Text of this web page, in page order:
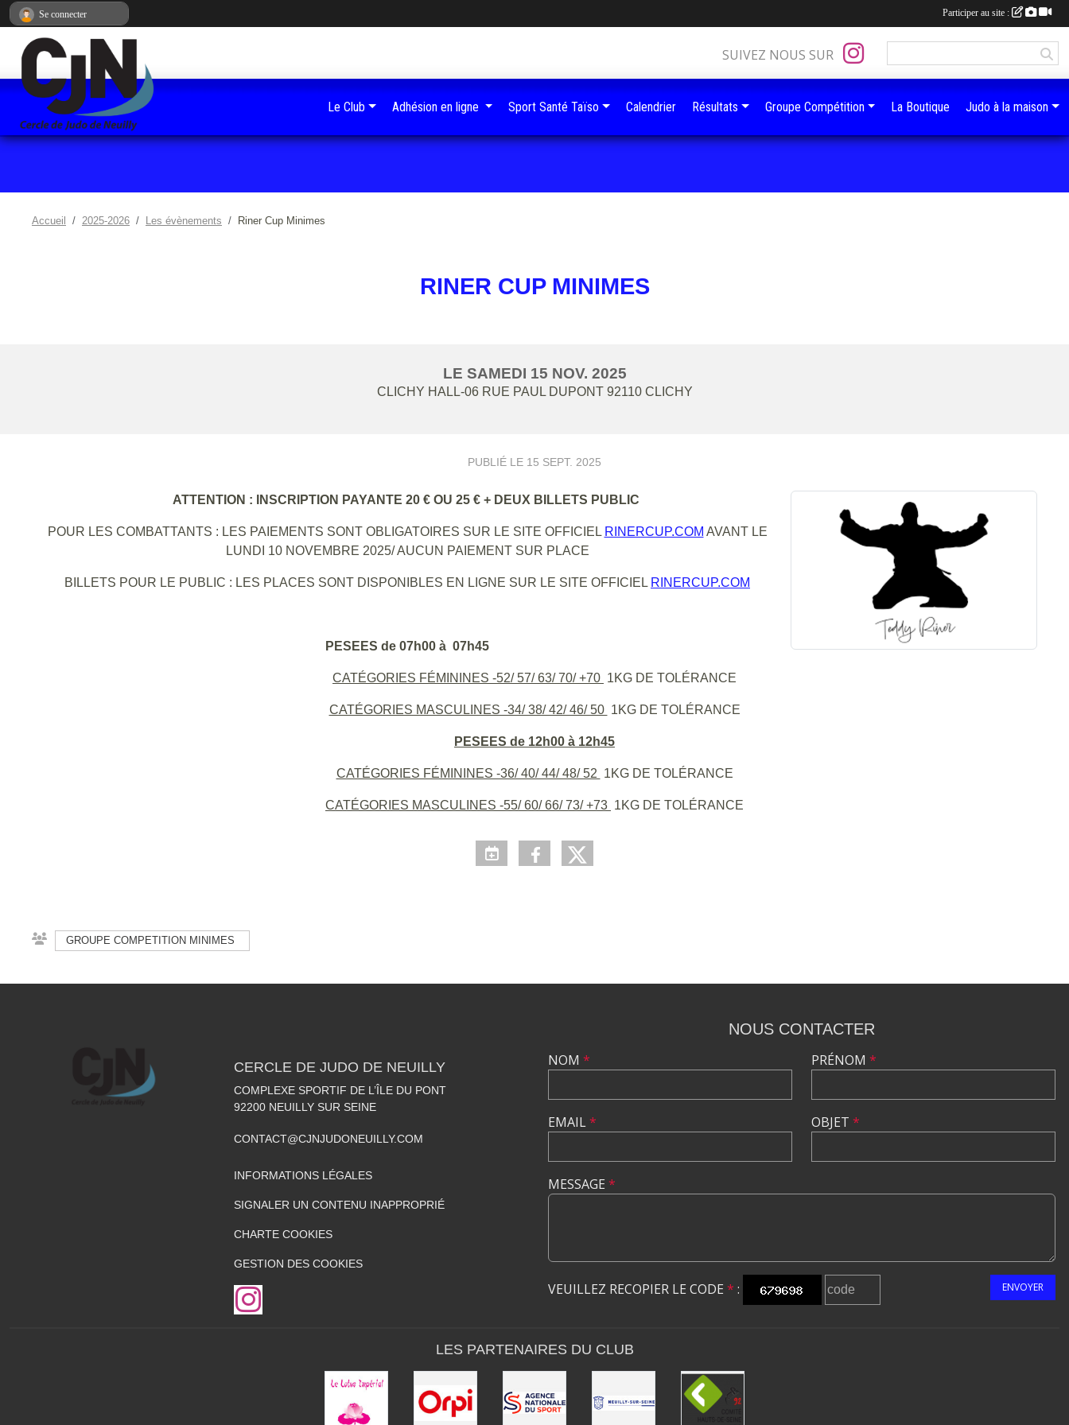
Accueil 2025-2026 Les évènements Riner Cup Minimes
RINER CUP MINIMES
LE SAMEDI 15 NOV. 2025
CLICHY HALL-06 RUE PAUL DUPONT 92110 CLICHY
PUBLIÉ LE 15 SEPT. 2025
ATTENTION : INSCRIPTION PAYANTE 20 € OU 25 € + DEUX BILLETS PUBLIC
POUR LES COMBATTANTS : LES PAIEMENTS SONT OBLIGATOIRES SUR LE SITE OFFICIEL RINERCUP.COM AVANT LE
LUNDI 10 NOVEMBRE 2025/ AUCUN PAIEMENT SUR PLACE
BILLETS POUR LE PUBLIC : LES PLACES SONT DISPONIBLES EN LIGNE SUR LE SITE OFFICIEL RINERCUP.COM
PESEES de 07h00 à 07h45
CATÉGORIES FÉMININES -52/ 57/ 63/ 70/ +70 1KG DE TOLÉRANCE
CATÉGORIES MASCULINES -34/ 38/ 42/ 46/ 50 1KG DE TOLÉRANCE
PESEES de 12h00 à 12h45
CATÉGORIES FÉMININES -36/ 40/ 44/ 48/ 52 1KG DE TOLÉRANCE
CATÉGORIES MASCULINES -55/ 60/ 66/ 73/ +73 1KG DE TOLÉRANCE
GROUPE COMPETITION MINIMES
SUIVEZ NOUS SUR
Le Club Adhésion en ligne Sport Santé Taïso Calendrier Résultats Groupe Compétition La Boutique Judo à la maison
CERCLE DE JUDO DE NEUILLY
COMPLEXE SPORTIF DE L’ÎLE DU PONT
92200 NEUILLY SUR SEINE
CONTACT@CJNJUDONEUILLY.COM
INFORMATIONS LÉGALES
SIGNALER UN CONTENU INAPPROPRIÉ
CHARTE COOKIES
GESTION DES COOKIES
NOUS CONTACTER
NOM *
EMAIL*
PRÉNOM *
OBJET *
MESSAGE *
VEUILLEZ RECOPIER LE CODE * : ENVOYER
LES PARTENAIRES DU CLUB
Se connecter Participer au site :
Panneau de gestion des cookies